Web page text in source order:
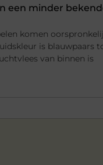
een minder
komen
is blauwpaars
van binnen is